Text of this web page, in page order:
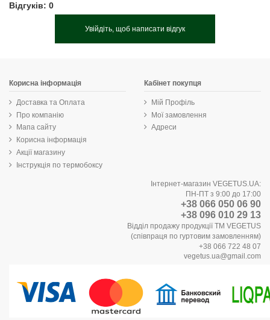
Відгуків: 0
Увійдіть, щоб написати відгук
Корисна інформація
Доставка та Оплата
Про компанію
Мапа сайту
Корисна інформація
Акції магазину
Інструкція по термобоксу
Кабінет покупця
Мій Профіль
Мої замовлення
Адреси
Інтернет-магазин VEGETUS.UA:
ПН-ПТ з 9:00 до 17:00
+38 066 050 06 90
+38 096 010 29 13
Відділ продажу продукції ТМ VEGETUS
(співпраця по гуртовим замовленням)
+38 066 722 48 07
vegetus.ua@gmail.com